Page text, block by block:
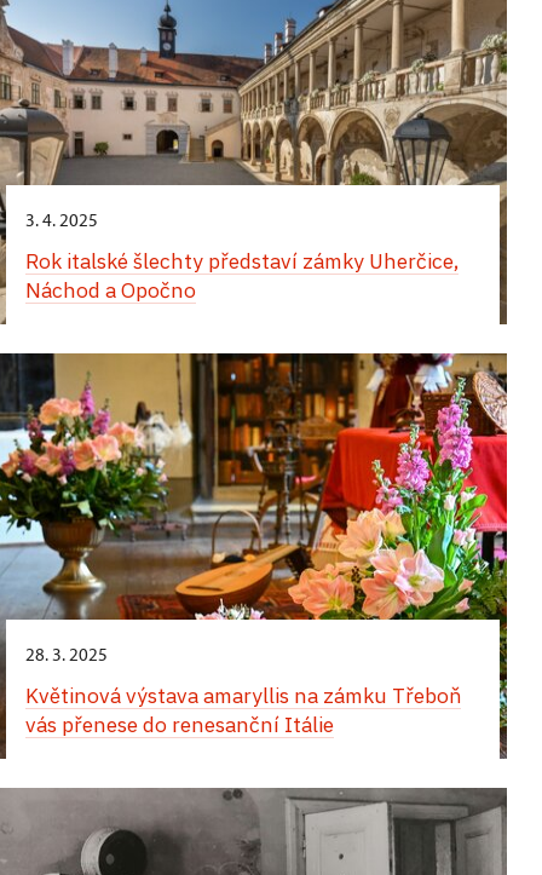
3. 4. 2025
Rok italské šlechty představí zámky Uherčice,
Náchod a Opočno
28. 3. 2025
Květinová výstava amaryllis na zámku Třeboň
vás přenese do renesanční Itálie